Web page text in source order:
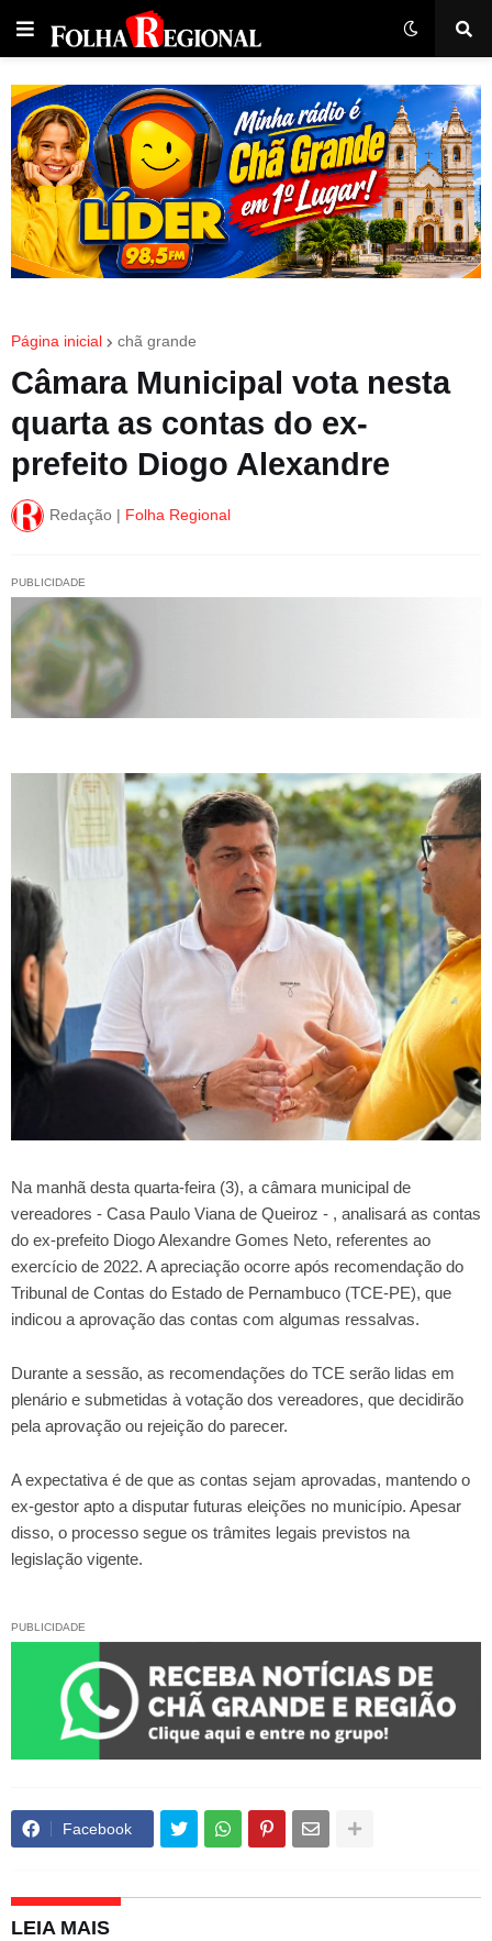
Página inicial chã grande
Câmara Municipal vota nesta
quarta as contas do ex-
prefeito Diogo Alexandre
Redação | Folha Regional
PUBLICIDADE
Na manhã desta quarta-feira (3), a câmara municipal de
vereadores - Casa Paulo Viana de Queiroz - , analisará as contas
do ex-prefeito Diogo Alexandre Gomes Neto, referentes ao
exercício de 2022. A apreciação ocorre após recomendação do
Tribunal de Contas do Estado de Pernambuco (TCE-PE), que
indicou a aprovação das contas com algumas ressalvas.
Durante a sessão, as recomendações do TCE serão lidas em
plenário e submetidas à votação dos vereadores, que decidirão
pela aprovação ou rejeição do parecer.
A expectativa é de que as contas sejam aprovadas, mantendo o
ex-gestor apto a disputar futuras eleições no município. Apesar
disso, o processo segue os trâmites legais previstos na
legislação vigente.
PUBLICIDADE
Facebook
LEIA MAIS